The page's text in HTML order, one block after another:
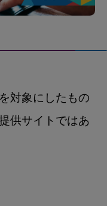
対象にしたもの
供サイトではあ